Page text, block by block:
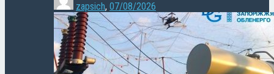
zapsich, 07/08/2026